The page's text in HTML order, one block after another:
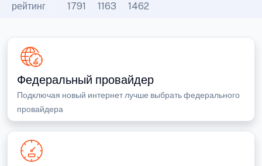
рейтинг 1791 1163 1462
Федеральный провайдер
Подключая новый интернет лучше выбрать федерального
провайдера